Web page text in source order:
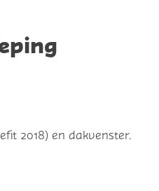
2018) en dakvenster.